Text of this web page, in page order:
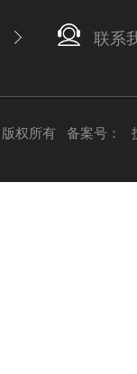
联系
版权所有 备案号：